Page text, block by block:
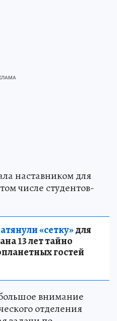
наставником для
числе студентов-
«сетку»для
13 лет тайно
гостей
внимание
отделения